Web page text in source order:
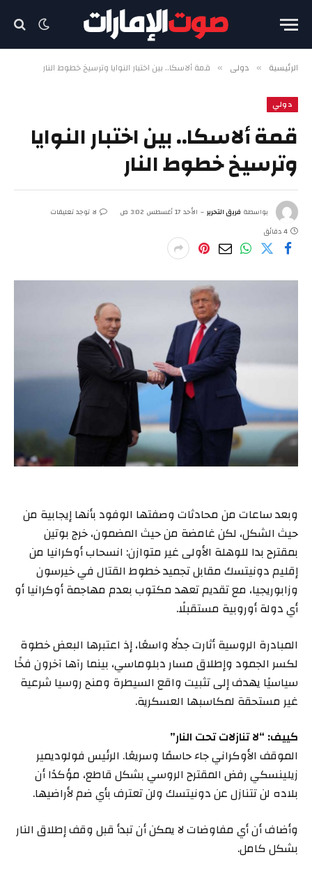
الرئيسية » دولي » قمة ألاسكا.. بين اختبار النوايا وترسيخ خطوط النار
دولي
قمة ألاسكا.. بين اختبار النوايا
وترسيخ خطوط النار
بواسطة فريق التحرير الأحد 17 أغسطس 3:02 ص
لا توجد تعليقات
4 دقائق
وبعد ساعات من محادثات وصفتها الوفود بأنها إيجابية من
حيث الشكل، لكن غامضة من حيث المضمون، خرج بوتين
بمقترح بدا للوهلة الأولى غير متوازن: انسحاب أوكرانيا من
إقليم دونيتسك مقابل تجميد خطوط القتال في خيرسون
وزابوريجيا، مع تقديم تعهد مكتوب بعدم مهاجمة أوكرانيا أو
أي دولة أوروبية مستقبلًا.
المبادرة الروسية أثارت جدلًا واسعًا، إذ اعتبرها البعض خطوة
لكسر الجمود وإطلاق مسار دبلوماسي، بينما رآها آخرون فخًا
سياسيًا يهدف إلى تثبيت واقع السيطرة ومنح روسيا شرعية
غير مستحقة لمكاسبها العسكرية.
كييف: “لا تنازلات تحت النار”
الموقف الأوكراني جاء حاسمًا وسريعًا. الرئيس فولوديمير
زيلينسكي رفض المقترح الروسي بشكل قاطع، مؤكدًا أن
بلاده لن تتنازل عن دونيتسك ولن تعترف بأي ضم لأراضيها.
وأضاف أن أي مفاوضات لا يمكن أن تبدأ قبل وقف إطلاق النار
بشكل كامل.